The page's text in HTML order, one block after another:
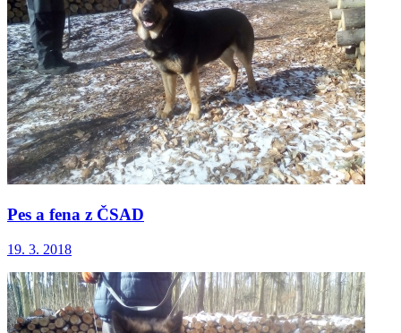
Pes a fena z ČSAD
19. 3. 2018